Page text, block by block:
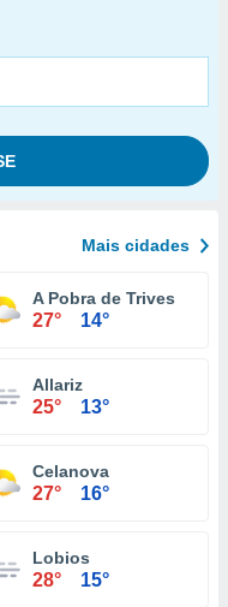
Mais cidades
A Pobra de Trives
27° 14°
Allariz
25° 13°
Celanova
27° 16°
Lobios
28° 15°